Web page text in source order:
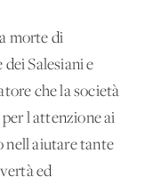
morte di
Salesiani e
che la società
l'attenzione ai
nell'aiutare tante
ed